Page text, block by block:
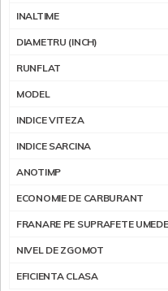
INALTIME
DIAMETRU (INCH)
RUNFLAT
MODEL
INDICE VITEZA
INDICE SARCINA
ANOTIMP
ECONOMIE DE CARBURANT
FRANARE PE SUPRAFETE UMEDE
NIVEL DE ZGOMOT
EFICIENTA CLASA